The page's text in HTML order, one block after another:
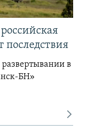
последствия
развертывании в
БН»